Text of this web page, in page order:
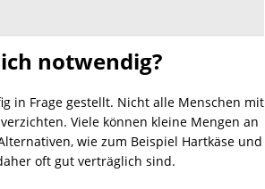
notwendig?
in Frage gestellt. Nicht alle Menschen mit
Viele können kleine Mengen an
wie zum Beispiel Hartkäse und
oft gut verträglich sind.